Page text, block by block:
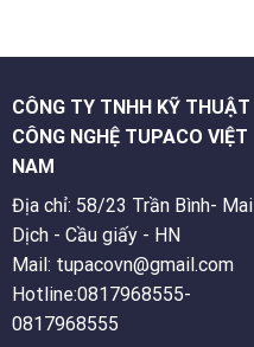
CÔNG TY TNHH KỸ THUẬT
CÔNG NGHỆ TUPACO VIỆT
NAM
Địa chỉ: 58/23 Trần Bình- Mai
Dịch - Cầu giấy - HN
Mail: tupacovn@gmail.com
Hotline:0817968555-
0817968555